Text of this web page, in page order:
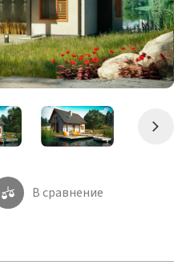
В сравнение